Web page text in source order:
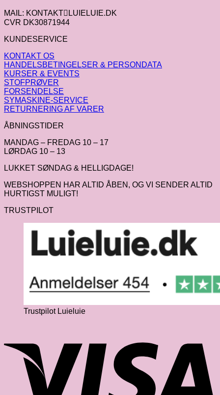
MAIL: KONTAKTLUIELUIE.DK
CVR DK30871944
KUNDESERVICE
KONTAKT OS
HANDELSBETINGELSER & PERSONDATA
KURSER & EVENTS
STOFPRØVER
FORSENDELSE
SYMASKINE-SERVICE
RETURNERING AF VARER
ÅBNINGSTIDER
MANDAG – FREDAG 10 – 17
LØRDAG 10 – 13
LUKKET SØNDAG & HELLIGDAGE!
WEBSHOPPEN HAR ALTID ÅBEN, OG VI SENDER ALTID
HURTIGST MULIGT!
TRUSTPILOT
Trustpilot Luieluie